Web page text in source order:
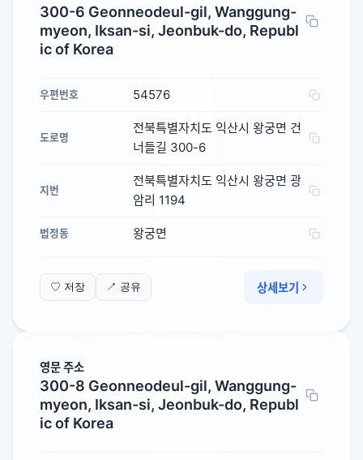
300-6 Geonneodeul-gil, Wanggung-
myeon, Iksan-si, Jeonbuk-do, Republ
ic of Korea
우편번호 54576
도로명
전북특별자치도 익산시 왕궁면 건
너들길 300-6
지번
전북특별자치도 익산시 왕궁면 광
암리 1194
법정동 왕궁면
♡ 저장 ↗ 공유 상세보기
영문 주소
300-8 Geonneodeul-gil, Wanggung-
myeon, Iksan-si, Jeonbuk-do, Republ
ic of Korea